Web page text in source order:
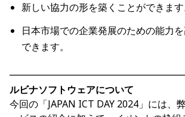
新しい協力の形を築くことができます
日本市場での企業発展のための能力
できます。
ルビナソフトウェアについて
今回の「JAPAN ICT DAY 2024」には、